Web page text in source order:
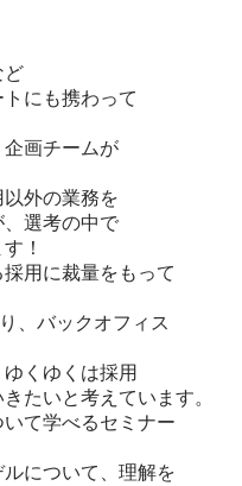
ど
にも携わって
画チームが
外の業務を
選考の中で
！
用に裁量をもって
、バックオフィス
くゆくは採用
たいと考えています。
て学べるセミナー
について、理解を